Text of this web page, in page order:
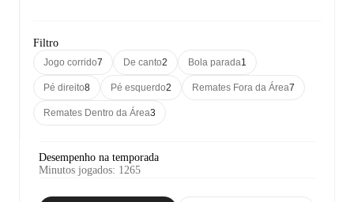
Filtro
Jogo corrido7 De canto2 Bola parada1
Pé direito8 Pé esquerdo2 Remates Fora da Área7
Remates Dentro da Área3
Desempenho na temporada
Minutos jogados: 1265